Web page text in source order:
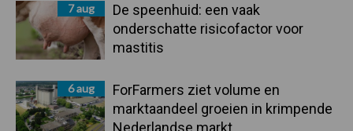
7 aug
De speenhuid: een vaak
onderschatte risicofactor voor
mastitis
6 aug
ForFarmers ziet volume en
marktaandeel groeien in krimpende
Nederlandse markt